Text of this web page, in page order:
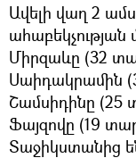
Ավելի վաղ 2
Միրզաևը (32
Սաիդակրամին
Շամսիդինը (25
Ֆայզովը (19
Տաջիկստանից